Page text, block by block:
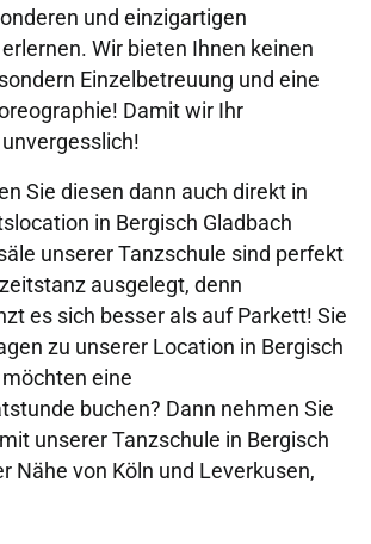
und einzigartigen
Wir bieten Ihnen keinen
Einzelbetreuung und eine
Damit wir Ihr
Sie diesen dann auch direkt in
in Bergisch Gladbach
unserer Tanzschule sind perfekt
ausgelegt, denn
es sich besser als auf Parkett! Sie
zu unserer Location in Bergisch
eine
buchen? Dann nehmen Sie
unserer Tanzschule in Bergisch
Nähe von Köln und Leverkusen,